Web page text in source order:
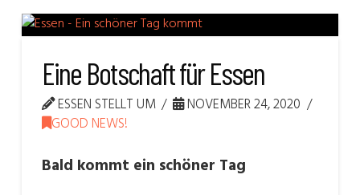
Eine Botschaft für Essen
ESSEN STELLT UM
NOVEMBER 24, 2020
GOOD NEWS!
Bald kommt ein schöner Tag